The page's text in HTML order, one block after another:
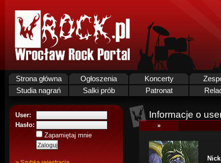
Strona główna Ogłoszenia Koncerty
Studia nagrań
Salki prób Patronat
User:
Hasło:
Zapamiętaj mnie
Informacje o
»